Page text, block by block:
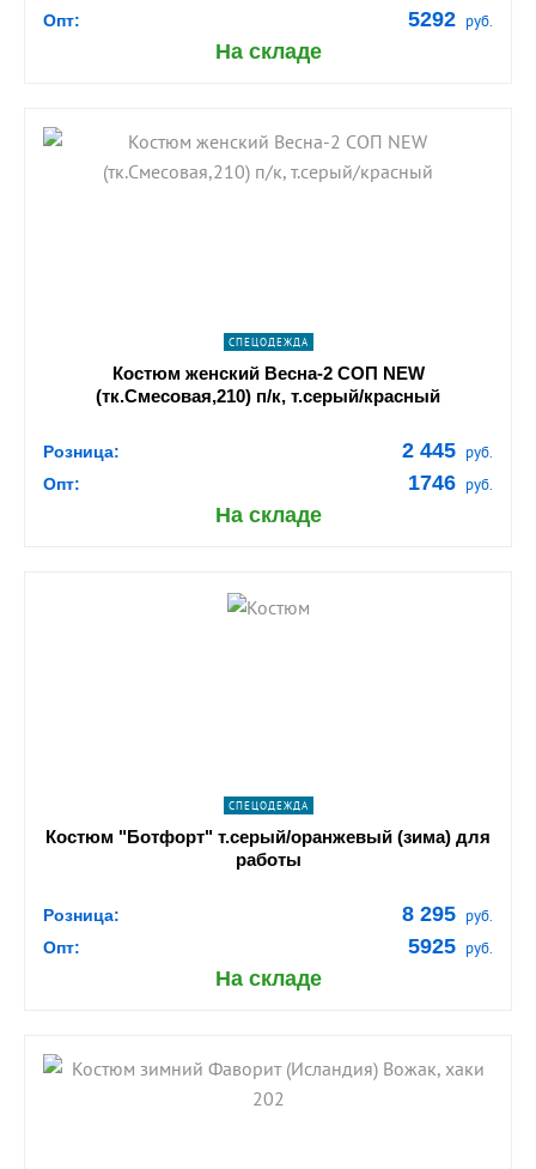
Опт: 5292 руб.
На складе
shopping_cart В КОРЗИНУ
СПЕЦОДЕЖДА
Костюм женский Весна-2 СОП NEW
(тк.Смесовая,210) п/к, т.серый/красный
Розница: 2 445 руб.
Опт: 1746 руб.
На складе
shopping_cart В КОРЗИНУ
СПЕЦОДЕЖДА
Костюм "Ботфорт" т.серый/оранжевый (зима) для
работы
Розница: 8 295 руб.
Опт: 5925 руб.
На складе
shopping_cart В КОРЗИНУ